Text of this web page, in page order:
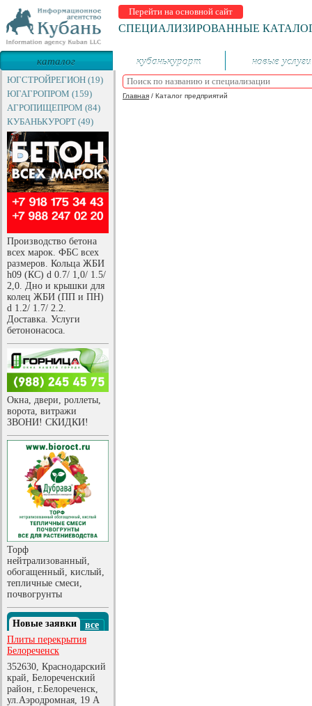
Перейти на основной сайт
СПЕЦИАЛИЗИРОВАННЫЕ
каталог
предприятий
кубанькурорт новые услуги
ЮГСТРОЙРЕГИОН (19)
ЮГАГРОПРОМ (159)
АГРОПИЩЕПРОМ (84)
КУБАНЬКУРОРТ (49)
Производство бетона
всех марок. ФБС всех
размеров. Кольца ЖБИ
h09 (КС) d 0.7/ 1,0/ 1.5/
2,0. Дно и крышки для
колец ЖБИ (ПП и ПН)
d 1.2/ 1.7/ 2.2.
Доставка. Услуги
бетононасоса.
Окна, двери, роллеты,
ворота, витражи
ЗВОНИ! СКИДКИ!
Торф
нейтрализованный,
обогащенный, кислый,
тепличные смеси,
почвогрунты
Новые заявки
все
Плиты перекрытия
Белореченск
352630, Краснодарский
край, Белореченский
район, г.Белореченск,
ул.Аэродромная, 19 А
Главная / Каталог предприятий